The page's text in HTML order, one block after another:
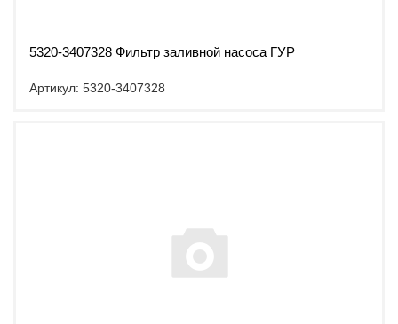
5320-3407328 Фильтр заливной насоса ГУР
Артикул: 5320-3407328